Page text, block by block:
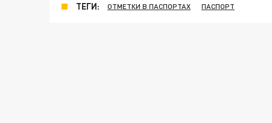
ТЕГИ: ОТМЕТКИ В ПАСПОРТАХ ПАСПОРТ